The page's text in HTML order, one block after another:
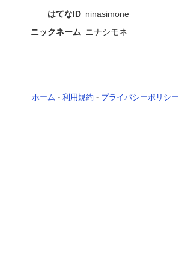
はてなID ninasimone
ニックネーム ニナシモネ
ホーム - 利用規約 - プライバシーポリシー